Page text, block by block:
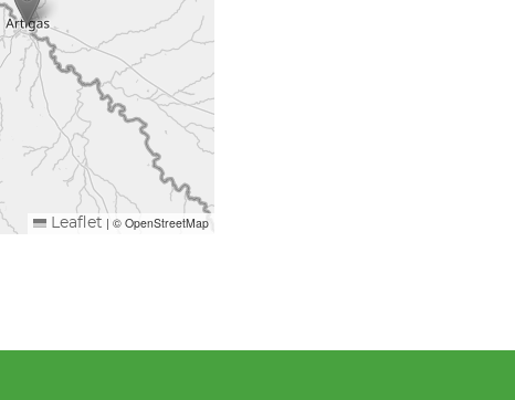
Leaflet | © OpenStreetMap